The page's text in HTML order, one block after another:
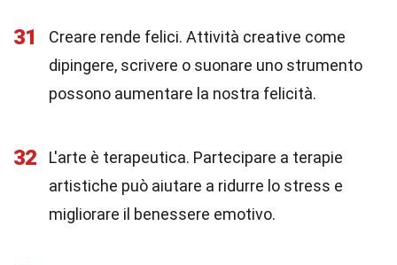
31
Creare rende felici. Attività creative come
dipingere, scrivere o suonare uno strumento
possono aumentare la nostra felicità.
32
L'arte è terapeutica. Partecipare a terapie
artistiche può aiutare a ridurre lo stress e
migliorare il benessere emotivo.